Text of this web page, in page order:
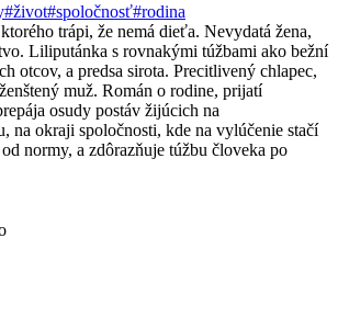
#život#spoločnosť#rodina
trápi, že nemá dieťa. Nevydatá žena,
Liliputánka s rovnakými túžbami ako bežní
otcov, a predsa sirota. Precitlivený chlapec,
muž. Román o rodine, prijatí
osudy postáv žijúcich na
na okraji spoločnosti, kde na vylúčenie stačí
normy, a zdôrazňuje túžbu človeka po